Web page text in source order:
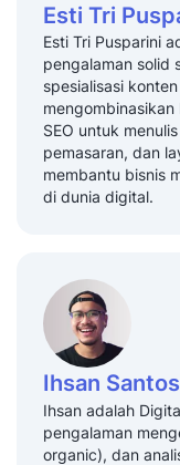
Esti Tri
Esti Tri Pusparini
pengalaman solid
spesialisasi
SEO untuk
pemasaran, dan
membantu bisnis
di dunia digital.
Ihsan
Ihsan adalah
pengalaman
organic), dan